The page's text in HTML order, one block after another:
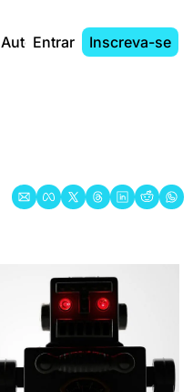
AutoresEntrar Inscreva-se